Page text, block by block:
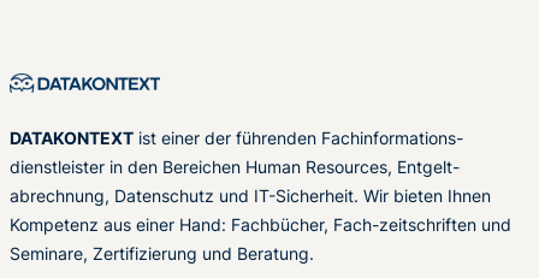
DATAKONTEXT ist einer der führenden Fachinformations-
dienstleister in den Bereichen Human Resources, Entgelt-
abrechnung, Datenschutz und IT-Sicherheit. Wir bieten Ihnen
Kompetenz aus einer Hand: Fachbücher, Fach-zeitschriften und
Seminare, Zertifizierung und Beratung.